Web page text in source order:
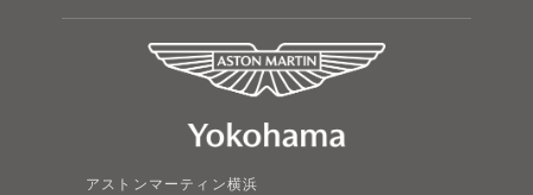
アストンマーティン横浜